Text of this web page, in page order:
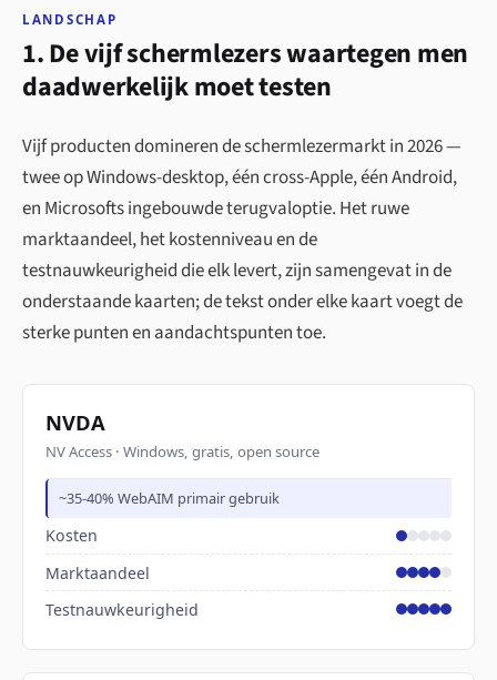
LANDSCHAP
1. De vijf schermlezers waartegen men
daadwerkelijk moet testen
Vijf producten domineren de schermlezermarkt in 2026 —
twee op Windows-desktop, één cross-Apple, één Android,
en Microsofts ingebouwde terugvaloptie. Het ruwe
marktaandeel, het kostenniveau en de
testnauwkeurigheid die elk levert, zijn samengevat in de
onderstaande kaarten; de tekst onder elke kaart voegt de
sterke punten en aandachtspunten toe.
NVDA
NV Access · Windows, gratis, open source
~35-40% WebAIM primair gebruik
Kosten
Marktaandeel
Testnauwkeurigheid